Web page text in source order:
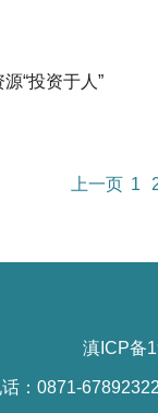
“投资于人”
上一页 1
滇ICP备
：0871-